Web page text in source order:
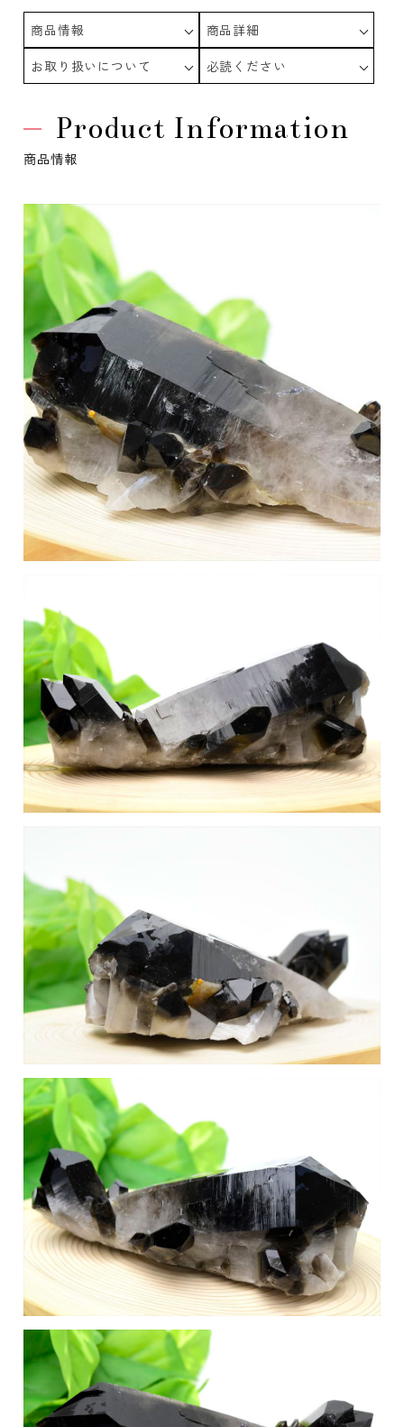
商品情報
商品詳細
お取り扱いについて
必読ください
Product Information
商品情報